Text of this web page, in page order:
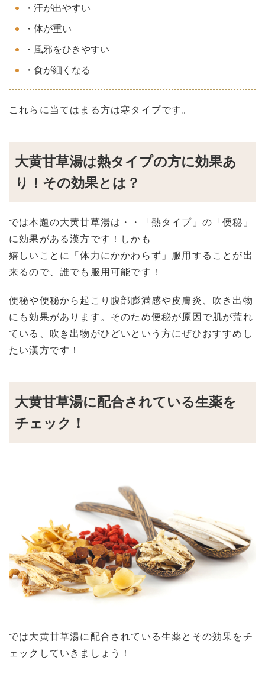
・汗が出やすい
・体が重い
・風邪をひきやすい
・食が細くなる
これらに当てはまる方は寒タイプです。
大黄甘草湯は熱タイプの方に効果あ
り！その効果とは？
では本題の大黄甘草湯は・・「熱タイプ」の「便秘」
に効果がある漢方です！しかも
嬉しいことに「体力にかかわらず」服用することが出
来るので、誰でも服用可能です！
便秘や便秘から起こり腹部膨満感や皮膚炎、吹き出物
にも効果があります。そのため便秘が原因で肌が荒れ
ている、吹き出物がひどいという方にぜひおすすめし
たい漢方です！
大黄甘草湯に配合されている生薬を
チェック！
では大黄甘草湯に配合されている生薬とその効果をチ
ェックしていきましょう！